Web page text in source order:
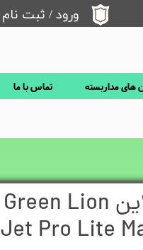
های مداربسته تماس با ما
ورود / ثبت نام
سفارشات
جت فن دمنده باد گرین لاین Green Lion
Jet Pro Lite